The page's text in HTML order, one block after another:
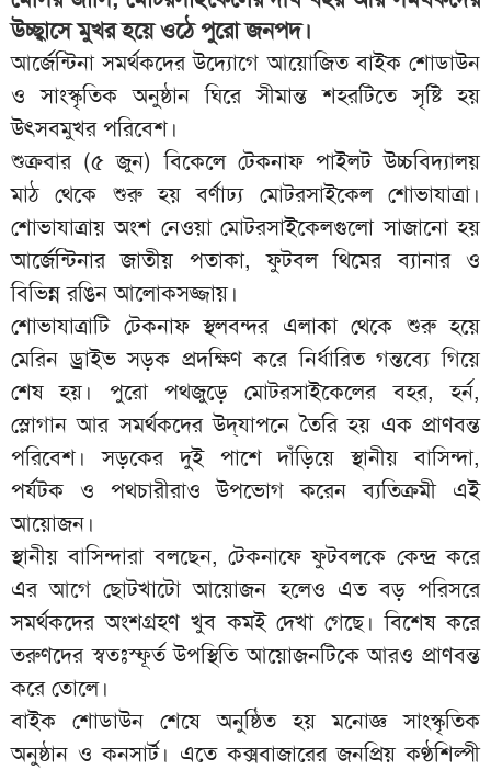
উচ্ছ্বাসে মুখর হয়ে ওঠে পুরো জনপদ।
আর্জেন্টিনা সমর্থকদের উদ্যোগে আয়োজিত বাইক শোডাউন
ও সাংস্কৃতিক অনুষ্ঠান ঘিরে সীমান্ত শহরটিতে সৃষ্টি হয়
উৎসবমুখর পরিবেশ।
শুক্রবার (৫ জুন) বিকেলে টেকনাফ পাইলট উচ্চবিদ্যালয়
মাঠ থেকে শুরু হয় বর্ণাঢ্য মোটরসাইকেল শোভাযাত্রা।
শোভাযাত্রায় অংশ নেওয়া মোটরসাইকেলগুলো সাজানো হয়
আর্জেন্টিনার জাতীয় পতাকা, ফুটবল থিমের ব্যানার ও
বিভিন্ন রঙিন আলোকসজ্জায়।
শোভাযাত্রাটি টেকনাফ স্থলবন্দর এলাকা থেকে শুরু হয়ে
মেরিন ড্রাইভ সড়ক প্রদক্ষিণ করে নির্ধারিত গন্তব্যে গিয়ে
শেষ হয়। পুরো পথজুড়ে মোটরসাইকেলের বহর, হর্ন,
স্লোগান আর সমর্থকদের উদ্‌যাপনে তৈরি হয় এক প্রাণবন্ত
পরিবেশ। সড়কের দুই পাশে দাঁড়িয়ে স্থানীয় বাসিন্দা,
পর্যটক ও পথচারীরাও উপভোগ করেন ব্যতিক্রমী এই
আয়োজন।
স্থানীয় বাসিন্দারা বলছেন, টেকনাফে ফুটবলকে কেন্দ্র করে
এর আগে ছোটখাটো আয়োজন হলেও এত বড় পরিসরে
সমর্থকদের অংশগ্রহণ খুব কমই দেখা গেছে। বিশেষ করে
তরুণদের স্বতঃস্ফূর্ত উপস্থিতি আয়োজনটিকে আরও প্রাণবন্ত
করে তোলে।
বাইক শোডাউন শেষে অনুষ্ঠিত হয় মনোজ্ঞ সাংস্কৃতিক
অনুষ্ঠান ও কনসার্ট। এতে কক্সবাজারের জনপ্রিয় কণ্ঠশিল্পী